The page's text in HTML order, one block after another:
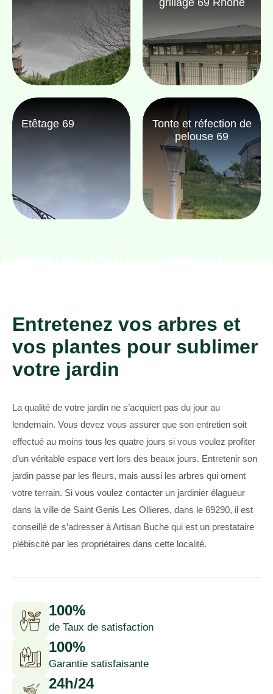
Etêtage 69
Tonte et réfection de
pelouse 69
Entretenez vos arbres et
vos plantes pour sublimer
votre jardin
La qualité de votre jardin ne s’acquiert pas du jour au
lendemain. Vous devez vous assurer que son entretien soit
effectué au moins tous les quatre jours si vous voulez profiter
d’un véritable espace vert lors des beaux jours. Entretenir son
jardin passe par les fleurs, mais aussi les arbres qui ornent
votre terrain. Si vous voulez contacter un jardinier élagueur
dans la ville de Saint Genis Les Ollieres, dans le 69290, il est
conseillé de s’adresser à Artisan Buche qui est un prestataire
plébiscité par les propriétaires dans cette localité.
100%
de Taux de satisfaction
100%
Garantie satisfaisante
24h/24